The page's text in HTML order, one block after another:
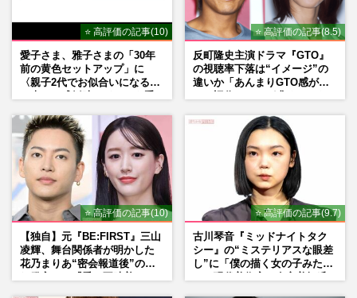
⭐ 高評価の記事(10)
愛子さま、雅子さまの「30年
前の黄色セットアップ」に
〈親子2代でお似合いになる〉
⭐ 高評価の記事(8.5)
反町隆史主演ドラマ『GTO』
の視聴率下落は“イメージ”の
違いか「あんまりGTO感がな
⭐ 高評価の記事(10)
【独自】元『BE:FIRST』三山
凌輝、舞台関係者が明かした
花乃まりあ“密会報道後”の呆
⭐ 高評価の記事(9.7)
古川琴音『ミッドナイトタク
シー』の“ミステリアスな眼差
し”に「僕の描く女の子みた